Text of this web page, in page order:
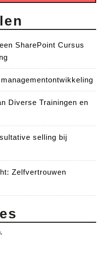
SharePoint Cursus
Diverse Trainingen en
selling bij
Zelfvertrouwen